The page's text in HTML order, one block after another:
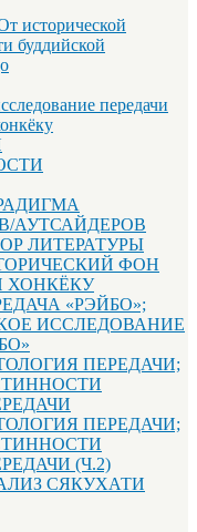
исторической
буддийской
передачи
АУТСАЙДЕРОВ
ЛИТЕРАТУРЫ
ФОН
ХОНКЁКУ
«РЭЙБО»;
ИССЛЕДОВАНИЕ
ПЕРЕДАЧИ;
ПЕРЕДАЧИ;
(Ч.2)
СЯКУХАТИ